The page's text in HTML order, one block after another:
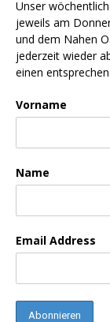
Unser
jeweils am
und dem Nahen
jederzeit wieder
einen
Vorname
Name
Email Address